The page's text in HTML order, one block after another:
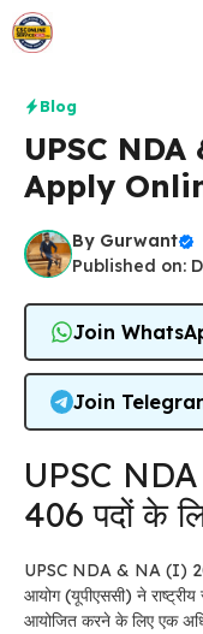
Skip
to
Blog
UPSC
Apply
By Gurwant
Published on:
Join
Join
UPSC
406 पदों के
UPSC NDA & NA (I)
आयोग (यूपीएससी) ने
आयोजित करने के लिए एक